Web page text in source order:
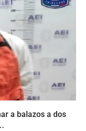
a balazos a dos